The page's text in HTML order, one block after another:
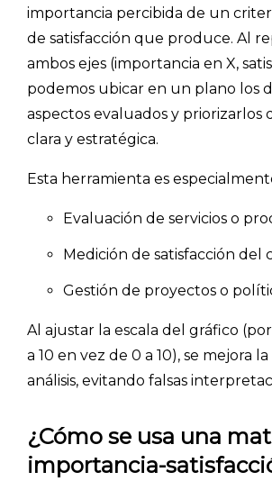
importancia percibida de un
de satisfacción que produce. Al
ambos ejes (importancia en X,
podemos ubicar en un plano los
aspectos evaluados y priorizarlos
clara y estratégica.
Esta herramienta es
Evaluación de servicios o
Medición de satisfacción del
Gestión de proyectos o
Al ajustar la escala del gráfico
a 10 en vez de 0 a 10), se mejora
análisis, evitando falsas
¿Cómo se usa una
importancia-